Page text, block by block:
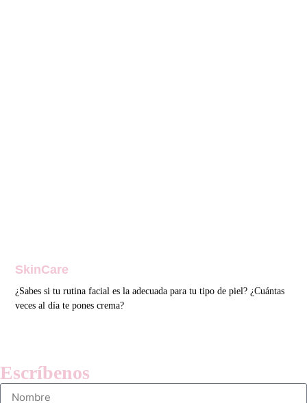
SkinCare
¿Sabes si tu rutina facial es la adecuada para tu tipo de piel? ¿Cuántas
veces al día te pones crema?
Escríbenos